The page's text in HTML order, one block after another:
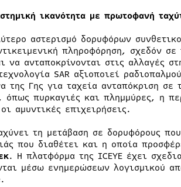
ικανότητα με πρωτοφανή
αστερισμό δορυφόρων
πληροφόρηση, σχεδόν
να ανταποκρίνονται στις αλλαγές
SAR αξιοποιεί
της Γης για ταχεία ανταπόκριση
όπως πυρκαγιές και πλημμύρες, η
αμυντικές επιχειρήσεις.
τη μετάβαση σε δορυφόρους
που διαθέτει και η οποία
. Η πλατφόρμα της ICEYE έχει
μέσω ενημερώσεων λογισμικού